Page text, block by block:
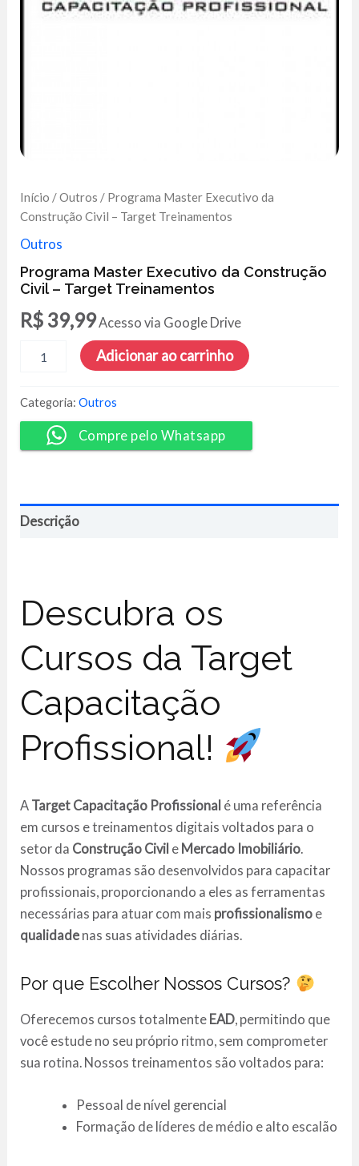
Início /Outros / Programa Master Executivo da
Construção Civil – Target Treinamentos
Outros
Programa Master Executivo da Construção
Civil – Target Treinamentos
R$ 39,99Acesso via Google Drive
Master
da
Construção
Civil
Adicionar ao carrinho
Categoria:Outros
Compre pelo Whatsapp
Descrição
Descubra os
Cursos da Target
Capacitação
Profissional!
A Target Capacitação Profissional é uma referência
em cursos e treinamentos digitais voltados para o
setor da Construção Civil e Mercado Imobiliário.
Nossos programas são desenvolvidos para capacitar
profissionais, proporcionando a eles as ferramentas
necessárias para atuar com mais profissionalismo e
qualidade nas suas atividades diárias.
Por que Escolher Nossos Cursos?
Oferecemos cursos totalmente EAD , permitindo que
você estude no seu próprio ritmo, sem comprometer
sua rotina. Nossos treinamentos são voltados para:
Pessoal de nível gerencial
Formação de líderes de médio e alto escalão